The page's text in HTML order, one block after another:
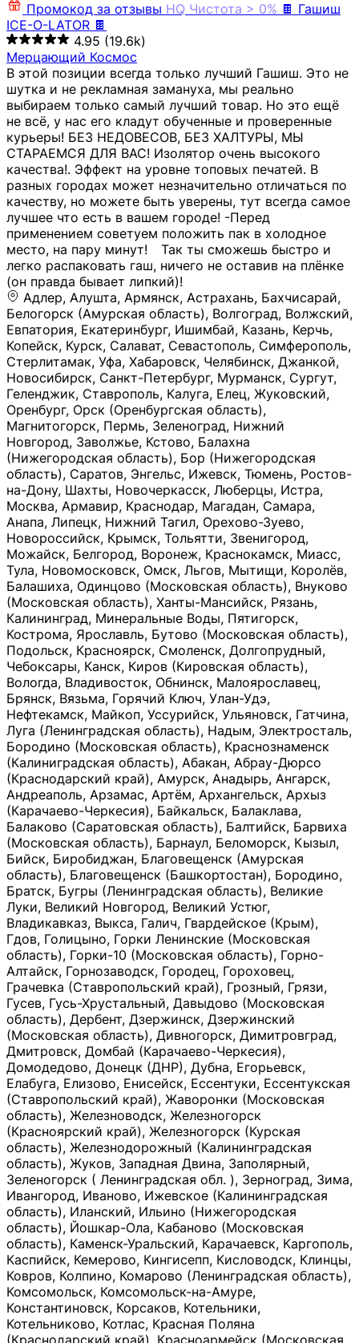
Промокод за отзывы HQ Чистота > 0% 🍫 Гашиш
ICE-O-LATOR 🍫
4.95 (19.6k)
Мерцающий Космос
В этой позиции всегда только лучший Гашиш. Это не
шутка и не рекламная замануха, мы реально
выбираем только самый лучший товар. Но это ещё
не всё, у нас его кладут обученные и проверенные
курьеры! БЕЗ НЕДОВЕСОВ, БЕЗ ХАЛТУРЫ, МЫ
СТАРАЕМСЯ ДЛЯ ВАС! Изолятор очень высокого
качества!. Эффект на уровне топовых печатей. В
разных городах может незначительно отличаться по
качеству, но можете быть уверены, тут всегда самое
лучшее что есть в вашем городе! -Перед
применением советуем положить пак в холодное
место, на пару минут!⠀ Так ты сможешь быстро и
легко распаковать гаш, ничего не оставив на плёнке
(он правда бывает липкий)!
Адлер, Алушта, Армянск, Астрахань, Бахчисарай,
Белогорск (Амурская область), Волгоград, Волжский,
Евпатория, Екатеринбург, Ишимбай, Казань, Керчь,
Копейск, Курск, Салават, Севастополь, Симферополь,
Стерлитамак, Уфа, Хабаровск, Челябинск, Джанкой,
Новосибирск, Санкт-Петербург, Мурманск, Сургут,
Геленджик, Ставрополь, Калуга, Елец, Жуковский,
Оренбург, Орск (Оренбургская область),
Магнитогорск, Пермь, Зеленоград, Нижний
Новгород, Заволжье, Кстово, Балахна
(Нижегородская область), Бор (Нижегородская
область), Саратов, Энгельс, Ижевск, Тюмень, Ростов-
на-Дону, Шахты, Новочеркасск, Люберцы, Истра,
Москва, Армавир, Краснодар, Магадан, Самара,
Анапа, Липецк, Нижний Тагил, Орехово-Зуево,
Новороссийск, Крымск, Тольятти, Звенигород,
Можайск, Белгород, Воронеж, Краснокамск, Миасс,
Тула, Новомосковск, Омск, Льгов, Мытищи, Королёв,
Балашиха, Одинцово (Московская область), Внуково
(Московская область), Ханты-Мансийск, Рязань,
Калининград, Минеральные Воды, Пятигорск,
Кострома, Ярославль, Бутово (Московская область),
Подольск, Красноярск, Смоленск, Долгопрудный,
Чебоксары, Канск, Киров (Кировская область),
Вологда, Владивосток, Обнинск, Малоярославец,
Брянск, Вязьма, Горячий Ключ, Улан-Удэ,
Нефтекамск, Майкоп, Уссурийск, Ульяновск, Гатчина,
Луга (Ленинградская область), Надым, Электросталь,
Бородино (Московская область), Краснознаменск
(Калиниградская область), Абакан, Абрау-Дюрсо
(Краснодарский край), Амурск, Анадырь, Ангарск,
Андреаполь, Арзамас, Артём, Архангельск, Архыз
(Карачаево-Черкесия), Байкальск, Балаклава,
Балаково (Саратовская область), Балтийск, Барвиха
(Московская область), Барнаул, Беломорск, Кызыл,
Бийск, Биробиджан, Благовещенск (Амурская
область), Благовещенск (Башкортостан), Бородино,
Братск, Бугры (Ленинградская область), Великие
Луки, Великий Новгород, Великий Устюг,
Владикавказ, Выкса, Галич, Гвардейское (Крым),
Гдов, Голицыно, Горки Ленинские (Московская
область), Горки-10 (Московская область), Горно-
Алтайск, Горнозаводск, Городец, Гороховец,
Грачевка (Ставропольский край), Грозный, Грязи,
Гусев, Гусь-Хрустальный, Давыдово (Московская
область), Дербент, Дзержинск, Дзержинский
(Московская область), Дивногорск, Димитровград,
Дмитровск, Домбай (Карачаево-Черкесия),
Домодедово, Донецк (ДНР), Дубна, Егорьевск,
Елабуга, Елизово, Енисейск, Ессентуки, Ессентукская
(Ставропольский край), Жаворонки (Московская
область), Железноводск, Железногорск
(Красноярский край), Железногорск (Курская
область), Железнодорожный (Калининградская
область), Жуков, Западная Двина, Заполярный,
Зеленогорск ( Ленинградская обл. ), Зерноград, Зима,
Ивангород, Иваново, Ижевское (Калининградская
область), Иланский, Ильино (Нижегородская
область), Йошкар-Ола, Кабаново (Московская
область), Каменск-Уральский, Карачаевск, Каргополь,
Каспийск, Кемерово, Кингисепп, Кисловодск, Клинцы,
Ковров, Колпино, Комарово (Ленинградская область),
Комсомольск, Комсомольск-на-Амуре,
Константиновск, Корсаков, Котельники,
Котельниково, Котлас, Красная Поляна
(Краснодарский край), Красноармейск (Московская